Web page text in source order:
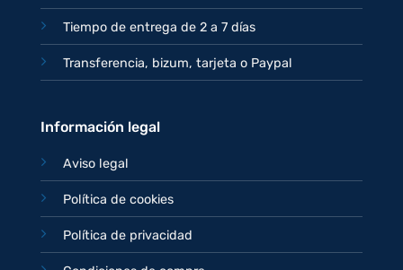
Tiempo de entrega de 2 a 7 días
Transferencia, bizum, tarjeta o Paypal
Información legal
Aviso legal
Política de cookies
Política de privacidad